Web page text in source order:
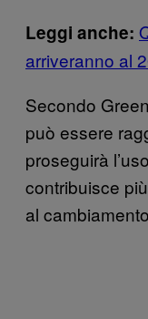
Leggi anche:
arriveranno al
Secondo
può essere
proseguirà
contribuisce
al